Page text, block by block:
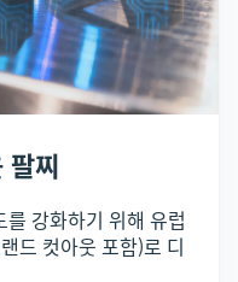
팔찌
강화하기 위해 유럽
드 컷아웃 포함)로 디